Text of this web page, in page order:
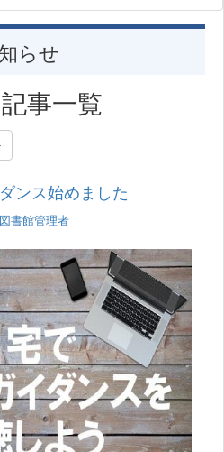
らせ
事一覧
ンス始めました
図書館管理者